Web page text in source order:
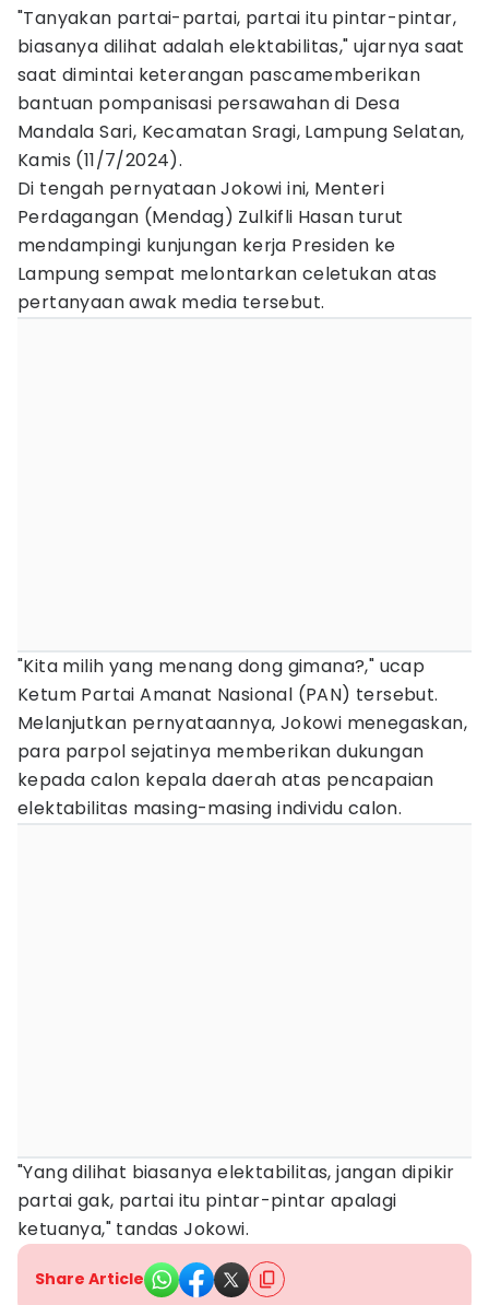
"Tanyakan partai-partai, partai itu pintar-pintar,
biasanya dilihat adalah elektabilitas," ujarnya saat
saat dimintai keterangan pascamemberikan
bantuan pompanisasi persawahan di Desa
Mandala Sari, Kecamatan Sragi, Lampung Selatan,
Kamis (11/7/2024).
Di tengah pernyataan Jokowi ini, Menteri
Perdagangan (Mendag) Zulkifli Hasan turut
mendampingi kunjungan kerja Presiden ke
Lampung sempat melontarkan celetukan atas
pertanyaan awak media tersebut.
"Kita milih yang menang dong gimana?," ucap
Ketum Partai Amanat Nasional (PAN) tersebut.
Melanjutkan pernyataannya, Jokowi menegaskan,
para parpol sejatinya memberikan dukungan
kepada calon kepala daerah atas pencapaian
elektabilitas masing-masing individu calon.
"Yang dilihat biasanya elektabilitas, jangan dipikir
partai gak, partai itu pintar-pintar apalagi
ketuanya," tandas Jokowi.
Share Article